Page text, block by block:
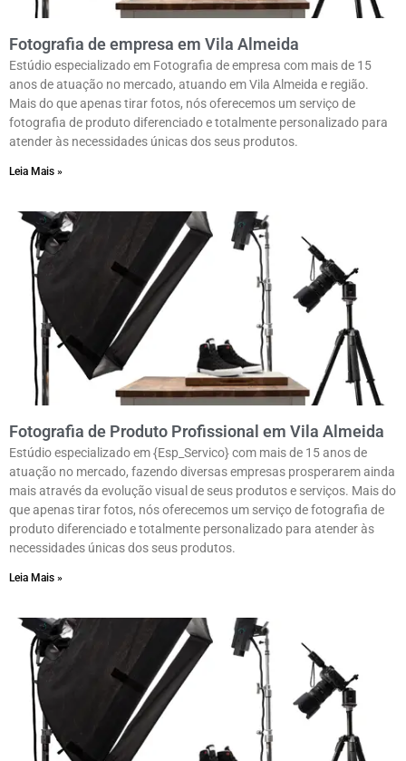
Fotografia de empresa em Vila Almeida
Estúdio especializado em Fotografia de empresa com mais de 15
anos de atuação no mercado, atuando em Vila Almeida e região.
Mais do que apenas tirar fotos, nós oferecemos um serviço de
fotografia de produto diferenciado e totalmente personalizado para
atender às necessidades únicas dos seus produtos.
Leia Mais »
Fotografia de Produto Profissional em Vila Almeida
Estúdio especializado em {Esp_Servico} com mais de 15 anos de
atuação no mercado, fazendo diversas empresas prosperarem ainda
mais através da evolução visual de seus produtos e serviços. Mais do
que apenas tirar fotos, nós oferecemos um serviço de fotografia de
produto diferenciado e totalmente personalizado para atender às
necessidades únicas dos seus produtos.
Leia Mais »